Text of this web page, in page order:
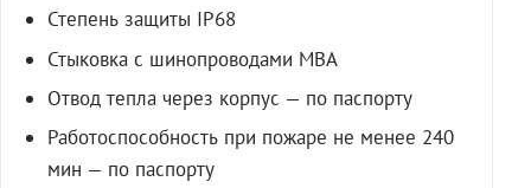
Степень защиты IP68
Стыковка с шинопроводами МВА
Отвод тепла через корпус — по паспорту
Работоспособность при пожаре не менее 240
мин — по паспорту